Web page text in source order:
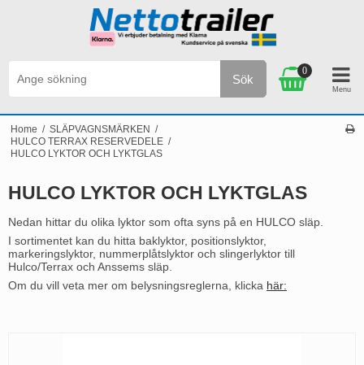
Sök
0
Home / SLÄPVAGNSMÄRKEN /
HULCO TERRAX RESERVEDELE /
HULCO LYKTOR OCH LYKTGLAS
HULCO LYKTOR OCH LYKTGLAS
Nedan hittar du olika lyktor som ofta syns på en HULCO släp.
I sortimentet kan du hitta baklyktor, positionslyktor,
markeringslyktor, nummerplåtslyktor och slingerlyktor till
Hulco/Terrax och Anssems släp.
Om du vill veta mer om belysningsreglerna, klicka här: